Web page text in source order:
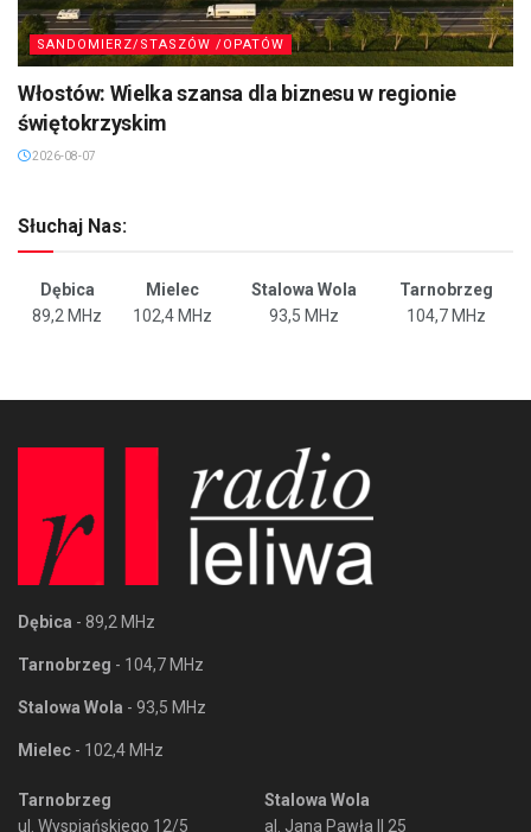
SANDOMIERZ/STASZÓW /OPATÓW
Włostów: Wielka szansa dla biznesu w regionie
świętokrzyskim
2026-08-07
Słuchaj Nas:
Dębica Mielec Stalowa Wola
Tarnobrzeg
89,2 MHz
102,4 MHz 93,5 MHz 104,7 MHz
Dębica - 89,2 MHz
Tarnobrzeg - 104,7 MHz
Stalowa Wola - 93,5 MHz
Mielec - 102,4 MHz
Tarnobrzeg
ul. Wyspiańskiego 12/5
Stalowa Wola
al. Jana Pawła II 25